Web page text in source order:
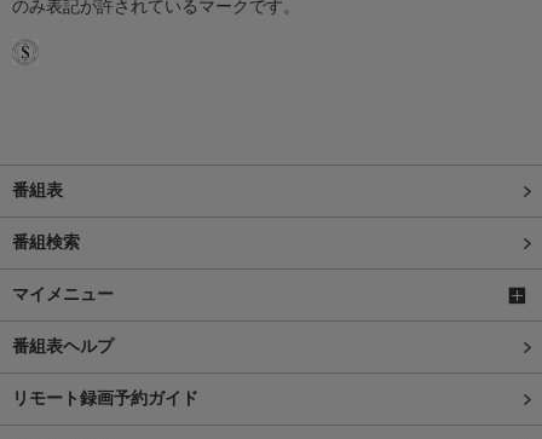
のみ表記が許されているマークです。
番組表
番組検索
マイメニュー
番組表ヘルプ
リモート録画予約ガイド